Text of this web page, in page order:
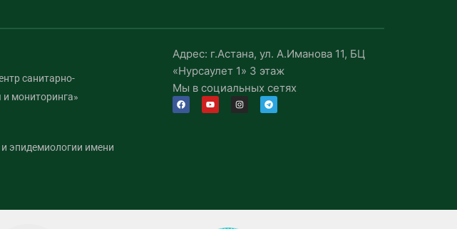
санитарно-
мониторинга»
эпидемиологии имени
Адрес: г.Астана, ул. А.Иманова 11, БЦ
«Нурсаулет 1» 3 этаж
Мы в социальных сетях